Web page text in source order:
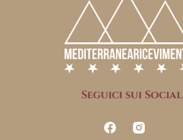
Seguici sui Social